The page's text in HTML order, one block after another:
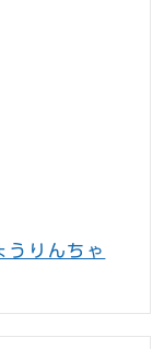
うりんちゃ